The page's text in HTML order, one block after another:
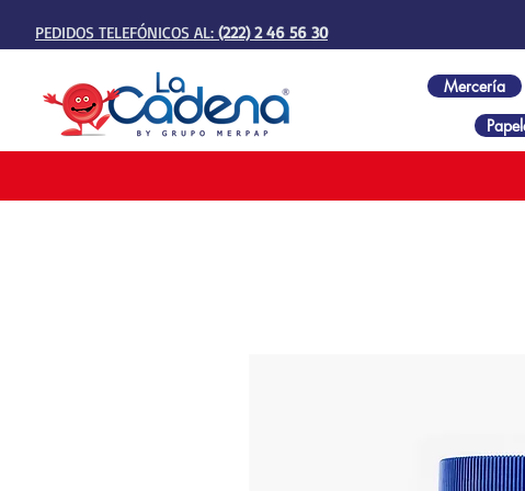
PEDIDOS TELEFÓNICOS AL: (222) 2 46 56 30
Mercería